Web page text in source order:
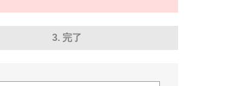
3. 完了